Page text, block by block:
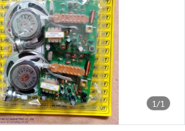
1/1